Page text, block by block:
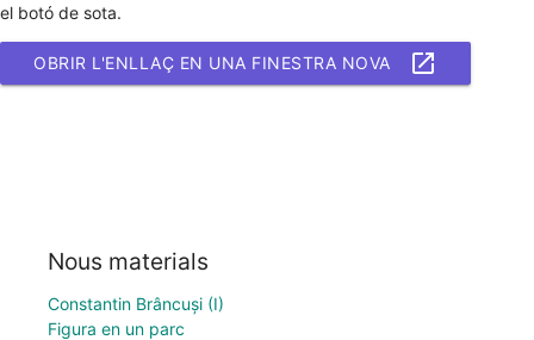
el botó de sota.
OBRIR L'ENLLAÇ EN UNA FINESTRA NOVA
Nous materials
Constantin Brâncuși (I)
Figura en un parc